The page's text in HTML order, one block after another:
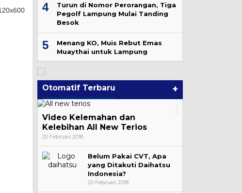
4
Turun di Nomor Perorangan, Tiga
Pegolf Lampung Mulai Tanding
Besok
5
Menang KO, Muis Rebut Emas
Muaythai untuk Lampung
Otomatif Terbaru +
Video Kelemahan dan
Kelebihan All New Terios
20 Februari 2018
Belum Pakai CVT, Apa
yang Ditakuti Daihatsu
Indonesia?
20 Februari 2018